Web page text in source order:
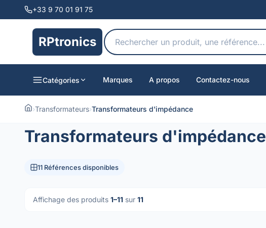
+33 9 70 01 91 75
RPtronics
Catégories Marques A propos Contactez-nous
›Transformateurs›Transformateurs d'impédance
Transformateurs d'impédance
11 Références disponibles
Affichage des produits 1–11 sur 11